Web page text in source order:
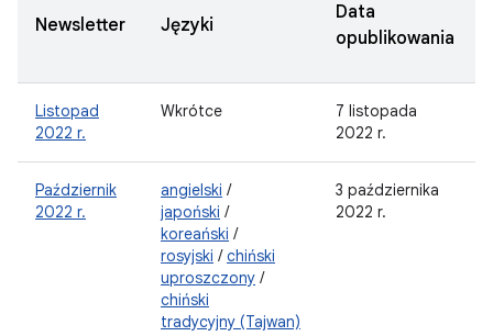
Newsletter Języki
Data
opublikowania
Listopad
2022 r.
Wkrótce
7 listopada
2022 r.
Październik
2022 r.
angielski /
japoński /
koreański /
rosyjski /chiński
uproszczony /
chiński
tradycyjny (Tajwan)
3 października
2022 r.